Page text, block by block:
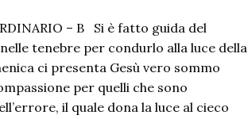
– B Si è fatto guida del
tenebre per condurlo alla luce della
ci presenta Gesù vero sommo
per quelli che sono
il quale dona la luce al cieco